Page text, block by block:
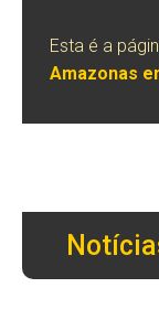
Esta é a
Amazonas